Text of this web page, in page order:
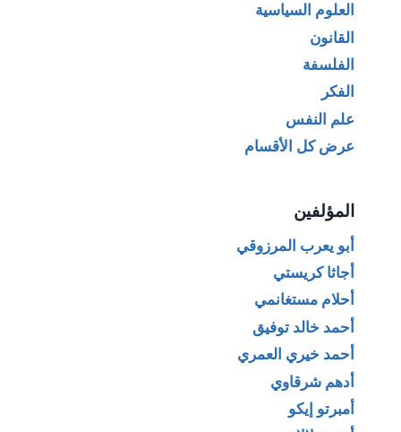
العلوم السياسية
القانون
الفلسفة
الفكر
علم النفس
عرض كل الأقسام
المؤلفين
أبو يعرب المرزوقي
أجاثا كريستي
أحلام مستغانمي
أحمد خالد توفيق
أحمد خيري العمري
أدهم شرقاوي
أمبرتو إيكو